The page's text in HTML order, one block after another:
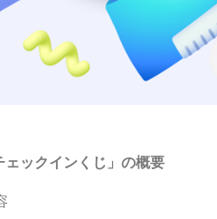
ェックインくじ」の概要